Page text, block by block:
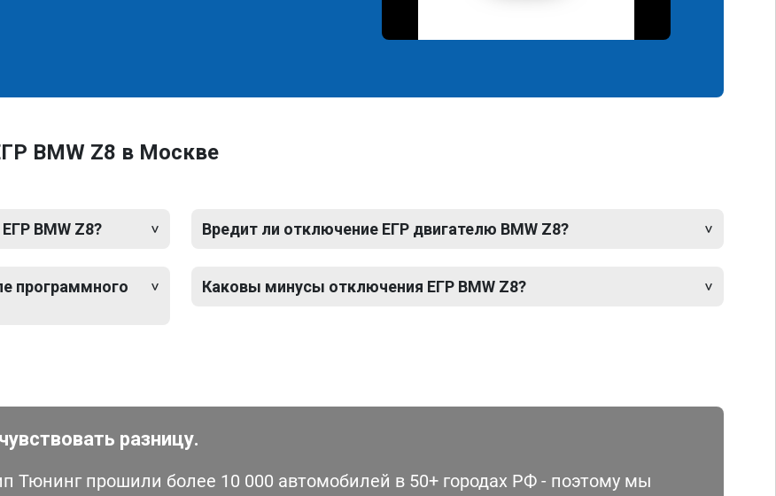
BMW Z8 в Москве
BMW Z8?
программного
Вредит ли отключение ЕГР двигателю BMW Z8?
Каковы минусы отключения ЕГР BMW Z8?
разницу.
Тюнинг прошили более 10 000 автомобилей в 50+ городах РФ - поэтому мы